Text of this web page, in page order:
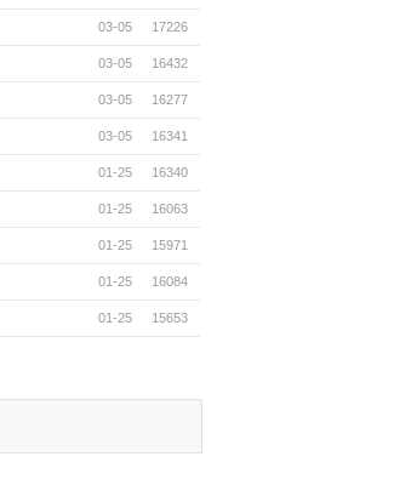
03-05 17226
03-05 16432
03-05 16277
03-05 16341
01-25 16340
01-25 16063
01-25 15971
01-25 16084
01-25 15653